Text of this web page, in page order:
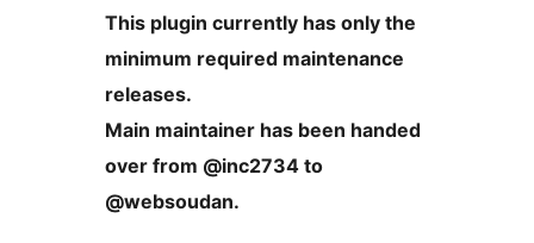
This plugin currently has only the
minimum required maintenance
releases.
Main maintainer has been handed
over from @inc2734 to
@websoudan.